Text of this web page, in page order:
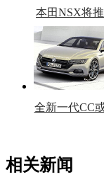
本田NSX将
车型
全新一代CC
相关新闻